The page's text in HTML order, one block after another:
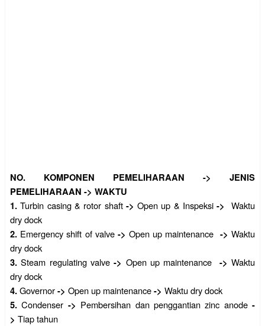
NO. KOMPONEN PEMELIHARAAN ->
JENIS
PEMELIHARAAN -> WAKTU
1.Turbin casing & rotor shaft -> Open up & Inspeksi ->
Waktu
dry dock
2. Emergency shift of valve -> Open up maintenance -> Waktu
dry dock
3.Steam regulating valve-> Open up maintenance -> Waktu
dry dock
4.Governor-> Open up maintenance-> Waktu dry dock
5.Condenser -> Pembersihan dan penggantian zinc anode -
> Tiap tahun